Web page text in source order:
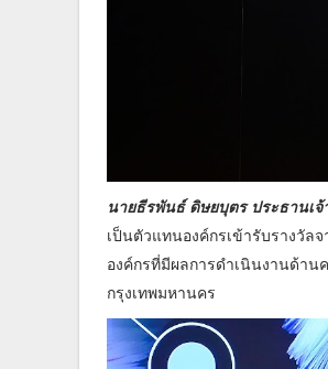
นายธีรพันธ์ ดิษยบุตร ประธานเจ้
เป็นตัวแทนองค์กรเข้ารับรางวัล
องค์กรที่มีผลการดำเนินงานด้า
กรุงเทพมหานคร